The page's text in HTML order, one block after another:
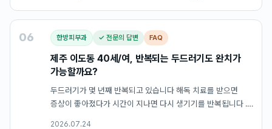
06 한방피부과 ✓ 전문의 답변 FAQ
제주 이도동 40세/여, 반복되는 두드러기도 완치가
가능할까요?
두드러기가 몇 년째 반복되고 있습니다 해독 치료를 받으면
증상이 좋아졌다가 시간이 지나면 다시 생기기를 반복됩니다 ...
2026.07.24